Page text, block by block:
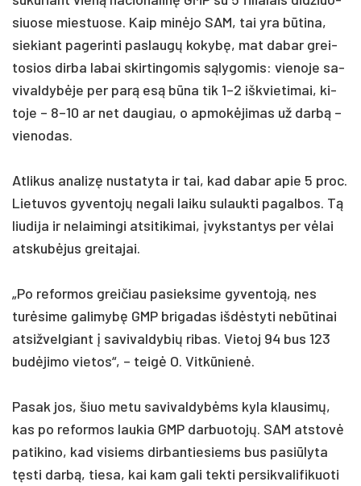
siuo­se mies­tuo­se. Kaip minė­jo SAM, tai yra būti­na,
sie­kiant pa­ge­rin­ti pa­slaugų ko­kybę, mat da­bar grei­
to­sios dir­ba la­bai skir­tin­go­mis sąly­go­mis: vie­no­je sa­
vi­val­dybė­je per par­ą esą būna tik 1–2 išk­vie­ti­mai, ki­
to­je – 8–10 ar net dau­giau, o ap­mokė­ji­mas už darbą –
vie­no­das.
At­li­kus ana­lizę nu­sta­ty­ta ir tai, kad da­bar apie 5 pro­c.
Lie­tu­vos gy­ven­tojų ne­ga­li lai­ku su­lauk­ti pa­gal­bos. Tą
liu­di­ja ir ne­lai­min­gi at­si­ti­ki­mai, įvyks­tan­tys per vėlai
at­skubė­jus grei­ta­jai.
„Po re­for­mos grei­čiau pa­siek­si­me gy­ven­toją, nes
turė­si­me ga­li­mybę GMP bri­ga­das išdės­ty­ti ne­būti­nai
at­si­žvel­giant į sa­vi­val­dy­bių ri­bas. Vie­toj 94 bus 123
budė­ji­mo vie­tos“, – teigė O. Vitkū­nienė.
Pa­sak jos, šiuo me­tu sa­vi­val­dybėms ky­la klau­simų,
kas po re­for­mos lau­kia GMP dar­buo­tojų. SAM at­stovė
pa­ti­ki­no, kad vi­siems dir­ban­tie­siems bus pa­si­ūly­ta
tęsti darbą, tie­sa, kai kam ga­li tek­ti per­si­kva­li­fi­kuo­ti